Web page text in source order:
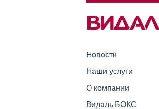
Новости
Наши услуги
О компании
Видаль БОКС